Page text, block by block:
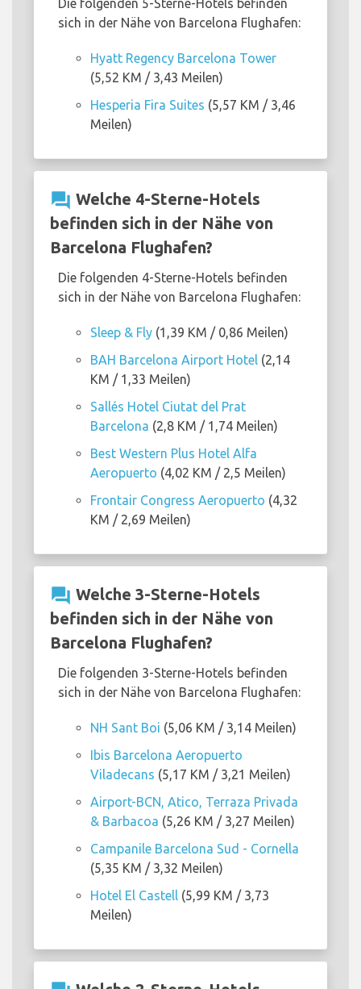
Die folgenden 5-Sterne-Hotels befinden
sich in der Nähe von Barcelona Flughafen:
Hyatt Regency Barcelona Tower
(5,52 KM / 3,43 Meilen)
Hesperia Fira Suites (5,57 KM / 3,46
Meilen)
question_answer Welche 4-Sterne-Hotels
befinden sich in der Nähe von
Barcelona Flughafen?
Die folgenden 4-Sterne-Hotels befinden
sich in der Nähe von Barcelona Flughafen:
Sleep & Fly (1,39 KM / 0,86 Meilen)
BAH Barcelona Airport Hotel (2,14
KM / 1,33 Meilen)
Sallés Hotel Ciutat del Prat
Barcelona (2,8 KM / 1,74 Meilen)
Best Western Plus Hotel Alfa
Aeropuerto (4,02 KM / 2,5 Meilen)
Frontair Congress Aeropuerto (4,32
KM / 2,69 Meilen)
question_answer Welche 3-Sterne-Hotels
befinden sich in der Nähe von
Barcelona Flughafen?
Die folgenden 3-Sterne-Hotels befinden
sich in der Nähe von Barcelona Flughafen:
NH Sant Boi (5,06 KM / 3,14 Meilen)
Ibis Barcelona Aeropuerto
Viladecans (5,17 KM / 3,21 Meilen)
Airport-BCN, Atico, Terraza Privada
& Barbacoa (5,26 KM / 3,27 Meilen)
Campanile Barcelona Sud - Cornella
(5,35 KM / 3,32 Meilen)
Hotel El Castell (5,99 KM / 3,73
Meilen)